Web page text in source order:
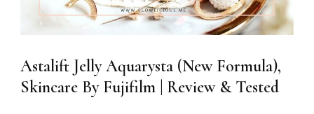
Astalift Jelly Aquarysta (New Formula),
Skincare By Fujifilm | Review & Tested